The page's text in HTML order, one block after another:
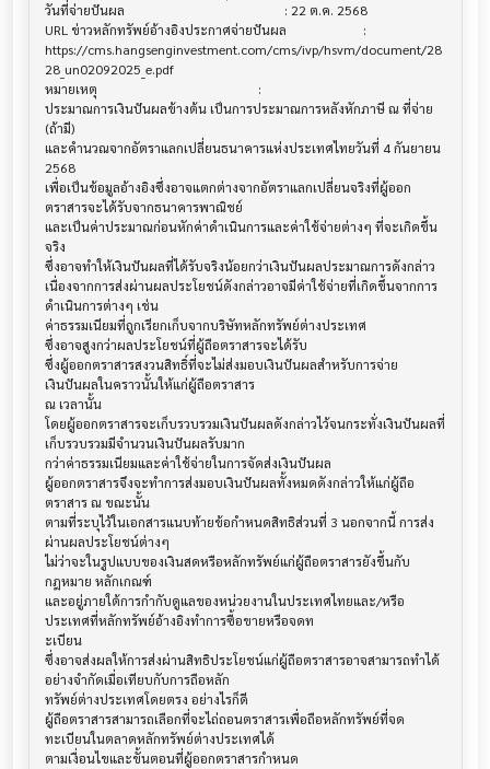
วันที่จ่ายปันผล                          			 : 22 ต.ค. 2568
URL ข่าวหลักทรัพย์อ้างอิงประกาศจ่ายปันผล   			 :
https://cms.hangsenginvestment.com/cms/ivp/hsvm/document/28
28_un02092025_e.pdf
หมายเหตุ                               			 :
ประมาณการเงินปันผลข้างต้น เป็นการประมาณการหลังหักภาษี ณ ที่จ่าย
(ถ้ามี)
และคำนวณจากอัตราแลกเปลี่ยนธนาคารแห่งประเทศไทยวันที่ 4 กันยายน
2568
เพื่อเป็นข้อมูลอ้างอิงซึ่งอาจแตกต่างจากอัตราแลกเปลี่ยนจริงที่ผู้ออก
ตราสารจะได้รับจากธนาคารพาณิชย์
และเป็นค่าประมาณก่อนหักค่าดำเนินการและค่าใช้จ่ายต่างๆ ที่จะเกิดขึ้น
จริง
ซึ่งอาจทำให้เงินปันผลที่ได้รับจริงน้อยกว่าเงินปันผลประมาณการดังกล่าว
เนื่องจากการส่งผ่านผลประโยชน์ดังกล่าวอาจมีค่าใช้จ่ายที่เกิดขึ้นจากการ
ดำเนินการต่างๆ เช่น
ค่าธรรมเนียมที่ถูกเรียกเก็บจากบริษัทหลักทรัพย์ต่างประเทศ
ซึ่งอาจสูงกว่าผลประโยชน์ที่ผู้ถือตราสารจะได้รับ
ซึ่งผู้ออกตราสารสงวนสิทธิ์ที่จะไม่ส่งมอบเงินปันผลสำหรับการจ่าย
เงินปันผลในคราวนั้นให้แก่ผู้ถือตราสาร
ณ เวลานั้น
โดยผู้ออกตราสารจะเก็บรวบรวมเงินปันผลดังกล่าวไว้จนกระทั่งเงินปันผลที่
เก็บรวบรวมมีจำนวนเงินปันผลรับมาก
กว่าค่าธรรมเนียมและค่าใช้จ่ายในการจัดส่งเงินปันผล
ผู้ออกตราสารจึงจะทำการส่งมอบเงินปันผลทั้งหมดดังกล่าวให้แก่ผู้ถือ
ตราสาร ณ ขณะนั้น
ตามที่ระบุไว้ในเอกสารแนบท้ายข้อกำหนดสิทธิส่วนที่ 3 นอกจากนี้ การส่ง
ผ่านผลประโยชน์ต่างๆ
ไม่ว่าจะในรูปแบบของเงินสดหรือหลักทรัพย์แก่ผู้ถือตราสารยังขึ้นกับ
กฎหมาย หลักเกณฑ์
และอยู่ภายใต้การกำกับดูแลของหน่วยงานในประเทศไทยและ/หรือ
ประเทศที่หลักทรัพย์อ้างอิงทำการซื้อขายหรือจดท
ะเบียน
ซึ่งอาจส่งผลให้การส่งผ่านสิทธิประโยชน์แก่ผู้ถือตราสารอาจสามารถทำได้
อย่างจำกัดเมื่อเทียบกับการถือหลัก
ทรัพย์ต่างประเทศโดยตรง อย่างไรก็ดี
ผู้ถือตราสารสามารถเลือกที่จะไถ่ถอนตราสารเพื่อถือหลักทรัพย์ที่จด
ทะเบียนในตลาดหลักทรัพย์ต่างประเทศได้
ตามเงื่อนไขและขั้นตอนที่ผู้ออกตราสารกำหนด